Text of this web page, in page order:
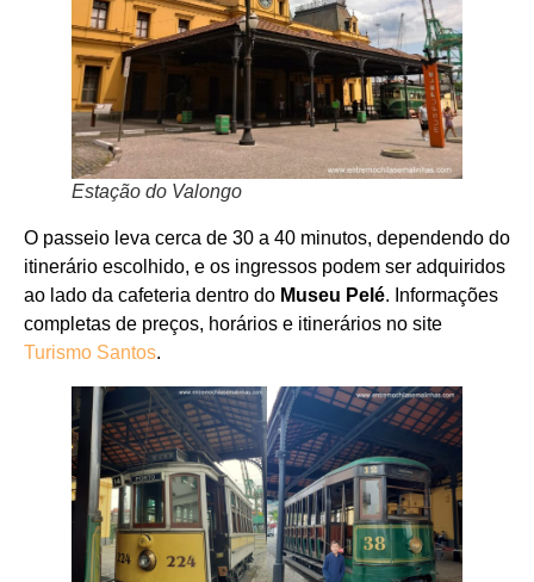
Estação do Valongo
O passeio leva cerca de 30 a 40 minutos, dependendo do
itinerário escolhido, e os ingressos podem ser adquiridos
ao lado da cafeteria dentro do Museu Pelé. Informações
completas de preços, horários e itinerários no site
Turismo Santos.